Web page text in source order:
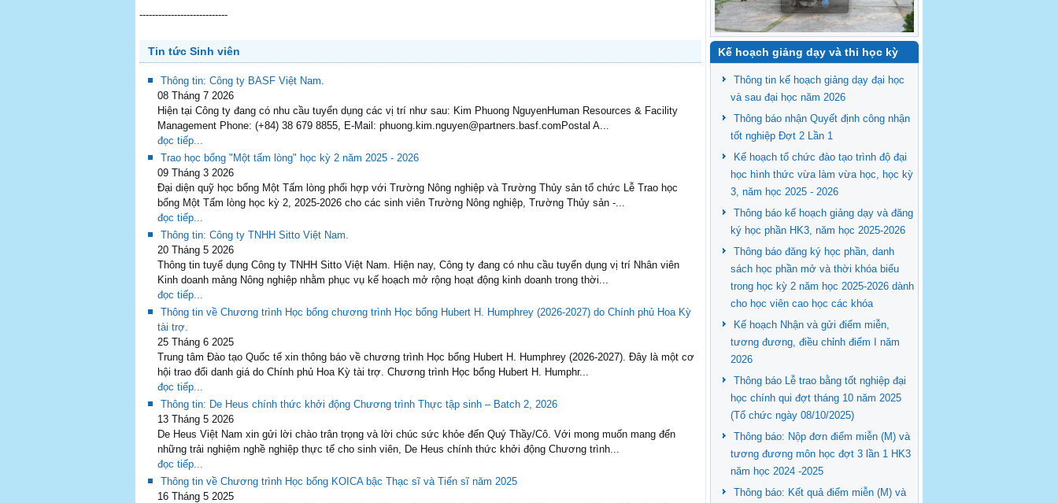
----------------------------
Tin tức Sinh viên
Thông tin: Công ty BASF Việt Nam.
08 Tháng 7 2026
Hiện tại Công ty đang có nhu cầu tuyển dụng các vị trí như sau: Kim Phuong NguyenHuman Resources & Facility
Management Phone: (+84) 38 679 8855, E-Mail: phuong.kim.nguyen@partners.basf.comPostal A...
đọc tiếp...
Trao học bổng "Một tấm lòng" học kỳ 2 năm 2025 - 2026
09 Tháng 3 2026
Đại diện quỹ học bổng Một Tấm lòng phối hợp với Trường Nông nghiệp và Trường Thủy sản tổ chức Lễ Trao học
bổng Một Tấm lòng học kỳ 2, 2025-2026 cho các sinh viên Trường Nông nghiệp, Trường Thủy sản -...
đọc tiếp...
Thông tin: Công ty TNHH Sitto Việt Nam.
20 Tháng 5 2026
Thông tin tuyể dụng Công ty TNHH Sitto Việt Nam. Hiện nay, Công ty đang có nhu cầu tuyển dụng vị trí Nhân viên
Kinh doanh mảng Nông nghiệp nhằm phục vụ kế hoạch mở rộng hoạt động kinh doanh trong thời...
đọc tiếp...
Thông tin về Chương trình Học bổng chương trình Học bổng Hubert H. Humphrey (2026-2027) do Chính phủ Hoa Kỳ
tài trợ.
25 Tháng 6 2025
Trung tâm Đào tạo Quốc tế xin thông báo về chương trình Học bổng Hubert H. Humphrey (2026-2027). Đây là một cơ
hội trao đổi danh giá do Chính phủ Hoa Kỳ tài trợ. Chương trình Học bổng Hubert H. Humphr...
đọc tiếp...
Thông tin: De Heus chính thức khởi động Chương trình Thực tập sinh – Batch 2, 2026
13 Tháng 5 2026
De Heus Việt Nam xin gửi lời chào trân trọng và lời chúc sức khỏe đến Quý Thầy/Cô. Với mong muốn mang đến
những trải nghiệm nghề nghiệp thực tế cho sinh viên, De Heus chính thức khởi động Chương trình...
đọc tiếp...
Thông tin về Chương trình Học bổng KOICA bậc Thạc sĩ và Tiến sĩ năm 2025
16 Tháng 5 2025
Kế hoạch giảng dạy và thi học kỳ
Thông tin kế hoạch giảng dạy đại học
và sau đại học năm 2026
Thông báo nhận Quyết định công nhận
tốt nghiệp Đợt 2 Lần 1
Kế hoạch tổ chức đào tạo trình độ đại
học hình thức vừa làm vừa học, học kỳ
3, năm học 2025 - 2026
Thông báo kế hoạch giảng dạy và đăng
ký học phần HK3, năm học 2025-2026
Thông báo đăng ký học phần, danh
sách học phần mở và thời khóa biểu
trong học kỳ 2 năm học 2025-2026 dành
cho học viên cao học các khóa
Kế hoạch Nhận và gửi điểm miễn,
tương đương, điều chỉnh điểm I năm
2026
Thông báo Lễ trao bằng tốt nghiệp đại
học chính qui đợt tháng 10 năm 2025
(Tổ chức ngày 08/10/2025)
Thông báo: Nộp đơn điểm miễn (M) và
tương đương môn học đợt 3 lần 1 HK3
năm học 2024 -2025
Thông báo: Kết quả điểm miễn (M) và